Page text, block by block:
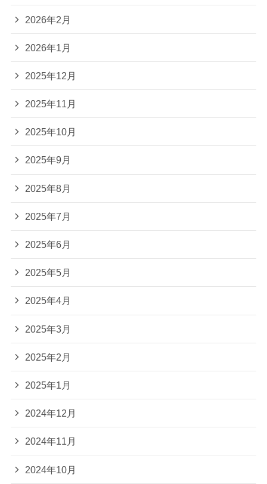
2026年2月
2026年1月
2025年12月
2025年11月
2025年10月
2025年9月
2025年8月
2025年7月
2025年6月
2025年5月
2025年4月
2025年3月
2025年2月
2025年1月
2024年12月
2024年11月
2024年10月